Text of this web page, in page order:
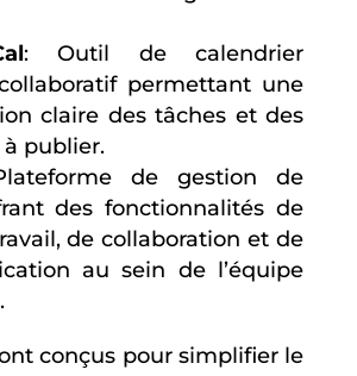
: Outil de calendrier
permettant une
claire des tâches et des
publier.
de gestion de
des fonctionnalités de
de collaboration et de
au sein de l’équipe
conçus pour simplifier le